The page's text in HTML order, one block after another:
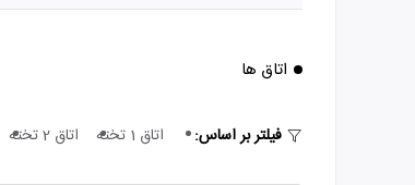
اتاق ها
فیلتر بر اساس: اتاق 1 تخته اتاق 2 تخته